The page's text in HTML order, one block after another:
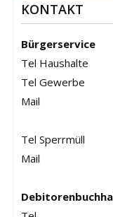
KONTAKT
Bürgerservice
Tel Haushalte
Tel Gewerbe
Mail
Tel Sperrmüll
Mail